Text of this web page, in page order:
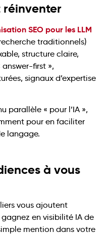
réinventer
SEO pour les LLM
traditionnels)
structure claire,
first »,
signaux d’expertise
parallèle « pour l’IA »,
pour en faciliter
langage.
à vous
vous ajoutent
en visibilité IA de
mention dans votre